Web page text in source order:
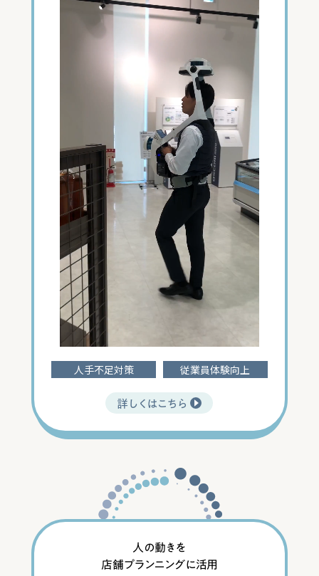
人手不足対策 従業員体験向上
詳しくはこちら
人の動きを
店舗プランニングに活用